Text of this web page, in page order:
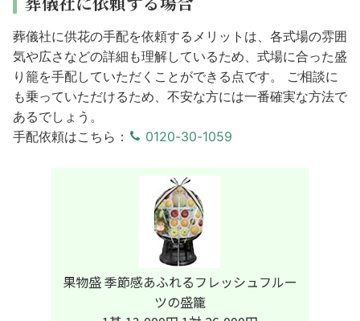
葬儀社に供花の手配を依頼するメリットは、各式場の雰囲
気や広さなどの詳細も理解しているため、式場に合った盛
り籠を手配していただくことができる点です。 ご相談に
も乗っていただけるため、不安な方には一番確実な方法で
あるでしょう。
手配依頼はこちら：
0120-30-1059
果物盛 季節感あふれるフレッシュフルー
ツの盛籠